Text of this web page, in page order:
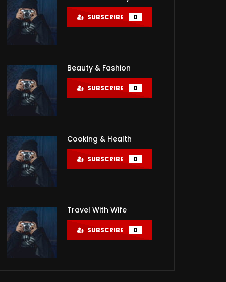
SUBSCRIBE 0
Beauty & Fashion
SUBSCRIBE 0
Cooking & Health
SUBSCRIBE 0
Travel With Wife
SUBSCRIBE 0